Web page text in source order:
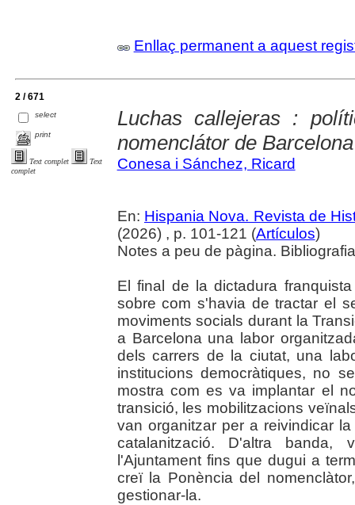
Enllaç permanent a aquest
2 / 671
select
print
Text complet
Text
complet
Luchas callejeras :
nomenclátor de Barcelona
Conesa i Sánchez, Ricard
En: Hispania Nova. Revista de
(2026) , p. 101-121 (Artículos)
Notes a peu de pàgina.
El final de la dictadura
sobre com s'havia de tractar el
moviments socials durant la
a Barcelona una labor
dels carrers de la ciutat, una
institucions democràtiques, no
mostra com es va implantar el
transició, les mobilitzacions
van organitzar per a reivindicar
catalanització. D'altra banda,
l'Ajuntament fins que dugui a
creï la Ponència del
gestionar-la.